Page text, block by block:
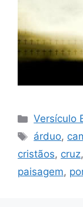
Versículo
Tags
árduo,
cristãos, cruz,
paisagem,